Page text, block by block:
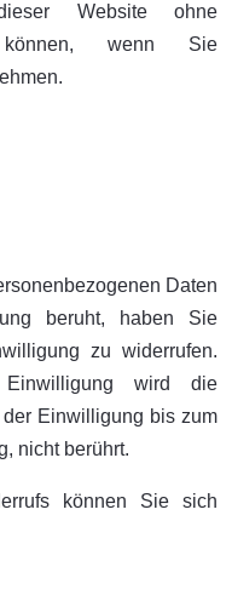
Website ohne
können, wenn Sie
Daten
beruht, haben Sie
zu widerrufen.
wird die
Einwilligung bis zum
nicht berührt.
können Sie sich